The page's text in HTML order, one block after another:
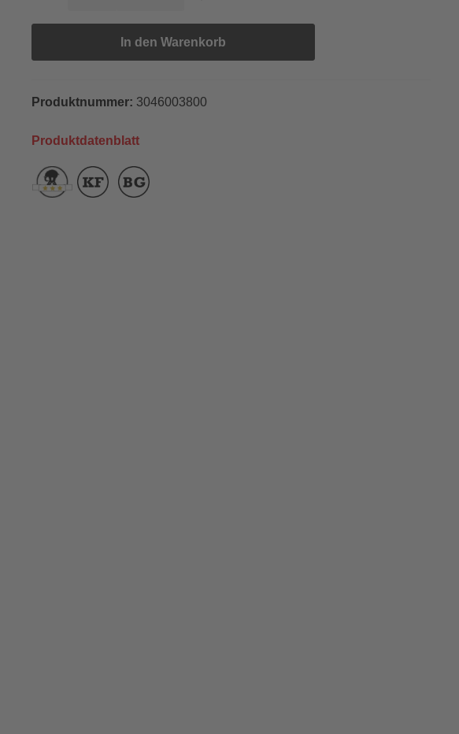
In den Warenkorb
Produktnummer: 3046003800
Produktdatenblatt